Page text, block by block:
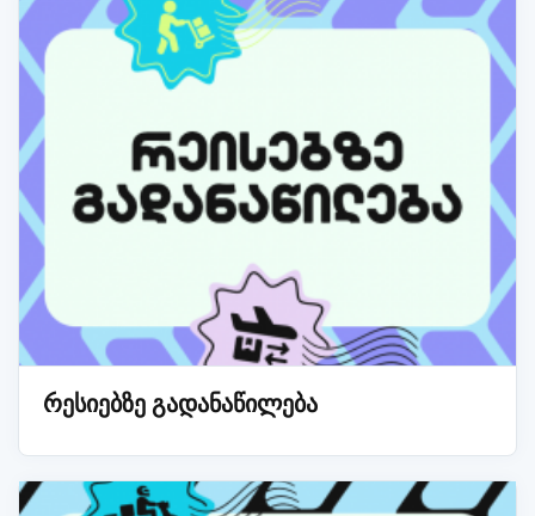
რესიებზე გადანაწილება